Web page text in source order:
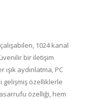
1024 kanal
bir iletişim
aydınlatma, PC
gelişmiş özelliklerle
özelliği, hem